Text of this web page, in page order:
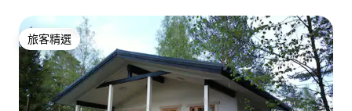
旅客精選
旅客精選